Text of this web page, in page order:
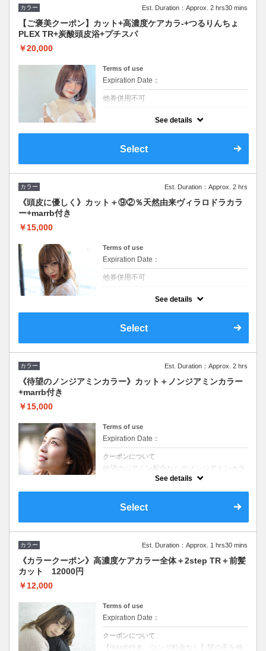
カラー Est. Duration：Approx. 2 hrs30 mins
【ご褒美クーポン】カット+高濃度ケアカラ-+つるりんちょ
PLEX TR+炭酸頭皮浴+プチスパ
￥20,000
Terms of use
Expiration Date：
他券併用不可
プチスパ10分で頭皮から高濃度ケアカラー＋
ング料金なし イルミナ対応
See details
Select
カラー Est. Duration：Approx. 2 hrs
《頭皮に優しく》カット＋⑨②％天然由来ヴィラロドラカラ
ー+marrb付き
￥15,000
Terms of use
Expiration Date：
他券併用不可
ラーがしみる、頭皮が敏感な方にオススメ。
ヨーロッパを代表するイタリアのオーガニッ
ク認証機関「ICEA」の認証を世界で取得した
See details
Select
カラー Est. Duration：Approx. 2 hrs
《待望のノンジアミンカラー》カット＋ノンジアミンカラー
+marrb付き
￥15,000
Terms of use
Expiration Date：
クーポンについて
待望のジアミン配合なしのノンジアミンカラ
ーのコースになります。カラーの際、髪や頭
ことはできませんので、地毛を活かした仕上
See details
Select
カラー Est. Duration：Approx. 1 hrs30 mins
《カラークーポン》高濃度ケアカラー全体＋2step TR＋前髪
カット 12000円
￥12,000
Terms of use
Expiration Date：
クーポンについて
【marrb付き ロング料金なし】髪の毛を伸